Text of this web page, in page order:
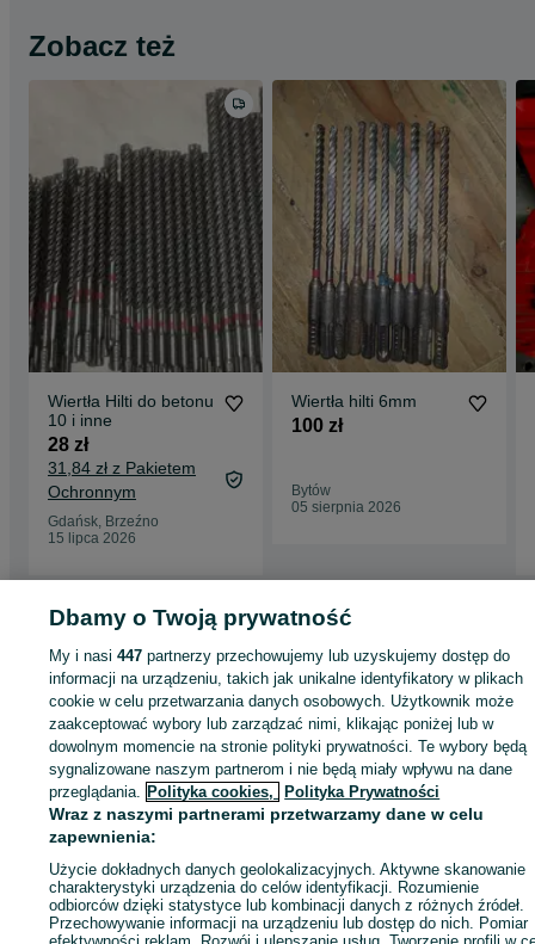
Zobacz też
Wiertła Hilti do betonu
10 i inne
28 zł
31,84 zł z Pakietem
Ochronnym
Gdańsk, Brzeźno
15 lipca 2026
Wiertła hilti 6mm
100 zł
Bytów
05 sierpnia 2026
Strona główna Dom i Ogród Narzędzia
młotowiertarki
Młoty i młotowiertarki - Pomorskie
Młoty i młotowiertarki -
Kleszczewko
KATEGORIA
ID:1074741050 Wyświetlenia:
Kup
Dbamy o Twoją prywatność
My i nasi447 partnerzy przechowujemy lub uzyskujemy dostęp do
informacji na urządzeniu, takich jak unikalne identyfikatory w plikach
cookie w celu przetwarzania danych osobowych. Użytkownik może
zaakceptować wybory lub zarządzać nimi, klikając poniżej lub w
dowolnym momencie na stronie polityki prywatności. Te wybory będą
sygnalizowane naszym partnerom i nie będą miały wpływu na dane
przeglądania. Polityka cookies, Polityka Prywatności
Wraz z naszymi partnerami przetwarzamy dane w celu
zapewnienia:
Użycie dokładnych danych geolokalizacyjnych. Aktywne skanowanie
charakterystyki urządzenia do celów identyfikacji. Rozumienie
odbiorców dzięki statystyce lub kombinacji danych z różnych źródeł.
Przechowywanie informacji na urządzeniu lub dostęp do nich. Pomiar